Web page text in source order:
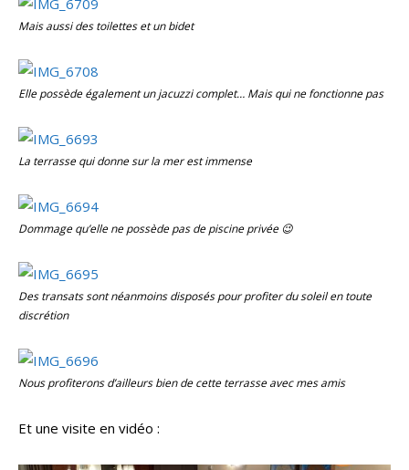
Mais aussi des toilettes et un bidet
Elle possède également un jacuzzi complet… Mais qui ne fonctionne pas
La terrasse qui donne sur la mer est immense
Dommage qu’elle ne possède pas de piscine privée 😉
Des transats sont néanmoins disposés pour profiter du soleil en toute
discrétion
Nous profiterons d’ailleurs bien de cette terrasse avec mes amis
Et une visite en vidéo :